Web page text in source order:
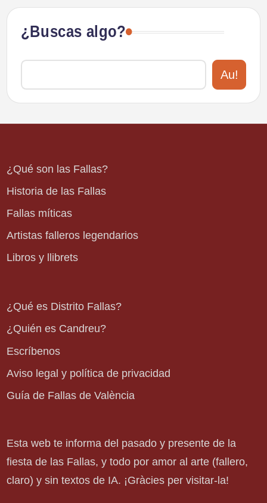
¿Buscas algo?
Au!
¿Qué son las Fallas?
Historia de las Fallas
Fallas míticas
Artistas falleros legendarios
Libros y llibrets
¿Qué es Distrito Fallas?
¿Quién es Candreu?
Escríbenos
Aviso legal y política de privacidad
Guía de Fallas de València
Esta web te informa del pasado y presente de la
fiesta de las Fallas, y todo por amor al arte (fallero,
claro) y sin textos de IA. ¡Gràcies per visitar-la!